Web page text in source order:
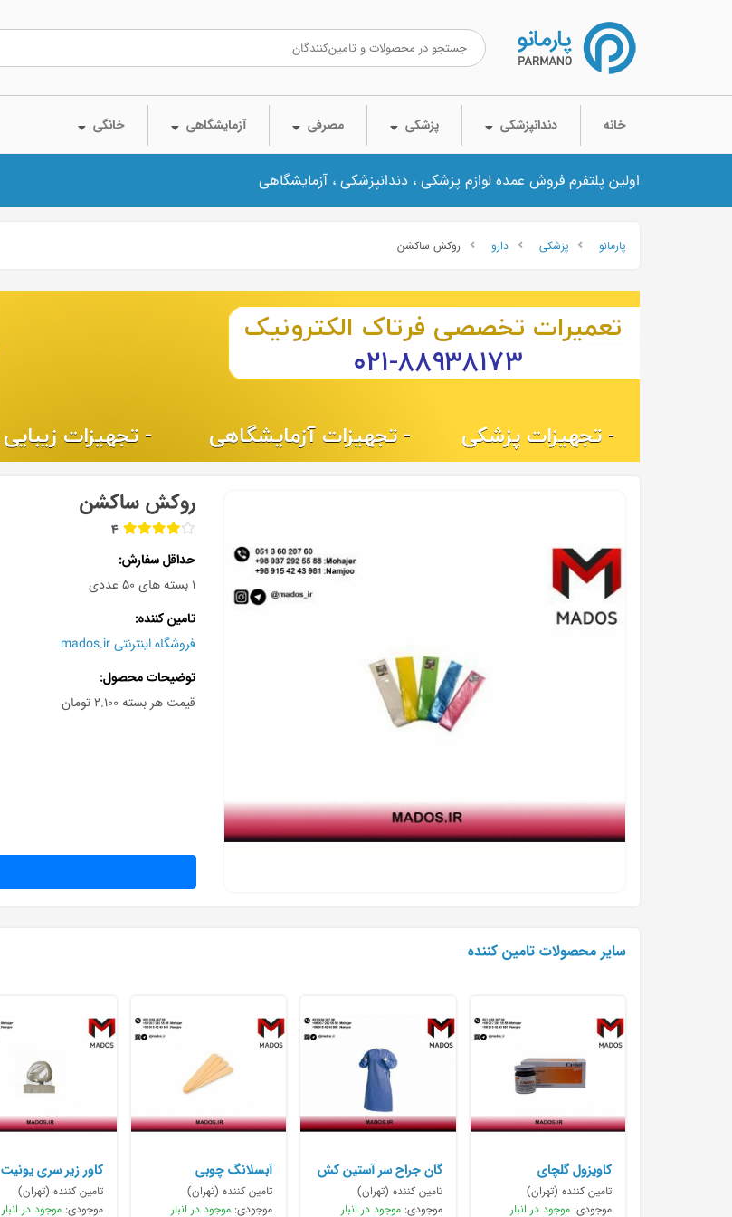
خانه دندانپزشکی پزشکی مصرفی آزمایشگاهی خانگی
اولین پلتفرم فروش عمده لوازم پزشکی ، دندانپزشکی ، آزمایشگاهی
پارمانو پزشکی دارو روکش ساکشن
روکش ساکشن
4
حداقل سفارش
1 بسته های ۵۰ عددی
تامین کننده
فروشگاه اینترنتی mados.ir
توضیحات محصول
قیمت هر بسته ۲.۱۰۰ تومان
سایر محصولات تامین کننده
کاویزول گلچای
تامین کننده (تهران)
موجودی: موجود در انبار
گان جراح سر آستین کش
دار
تامین کننده (تهران)
موجودی:موجود در انبار
آبسلانگ چوبی
تامین کننده (تهران)
موجودی: موجود در انبار
کاور زیر سری یونیت
تامین کننده (تهران)
موجودی: موجود در انبار